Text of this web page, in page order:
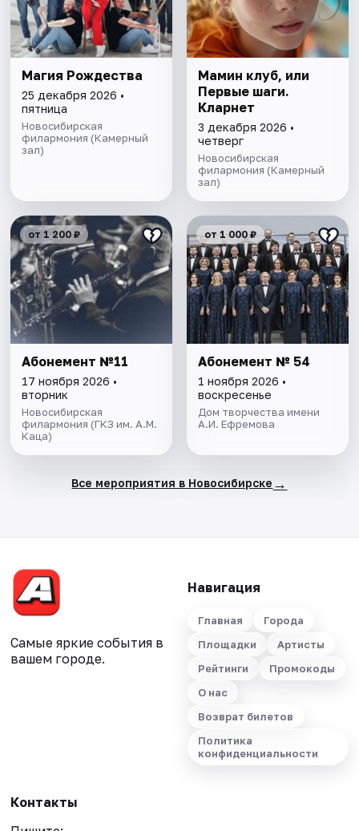
Магия Рождества
25 декабря 2026 •
пятница
Новосибирская
филармония (Камерный
зал)
Мамин клуб, или
Первые шаги.
Кларнет
3 декабря 2026 •
четверг
Новосибирская
филармония (Камерный
зал)
от 1 200 ₽
Абонемент №11
17 ноября 2026 •
вторник
Новосибирская
филармония (ГКЗ им. А.М.
Каца)
от 1 000 ₽
Абонемент № 54
1 ноября 2026 •
воскресенье
Дом творчества имени
А.И. Ефремова
Все мероприятия в Новосибирске →
Самые яркие события в
вашем городе.
Навигация
Главная
Города
Площадки
Артисты
Рейтинги
Промокоды
О нас
Возврат билетов
Политика
конфиденциальности
Контакты